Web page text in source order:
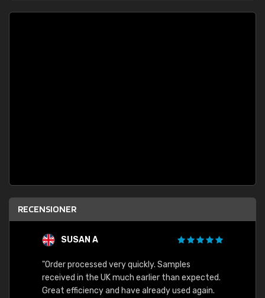
RECENSIONER
SUSAN A
"Order processed very quickly. Samples
received in the UK much earlier than expected.
Great efficiency and have already used again.